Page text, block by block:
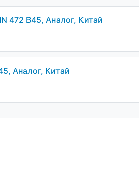
472 В45, Аналог, Китай
Аналог, Китай